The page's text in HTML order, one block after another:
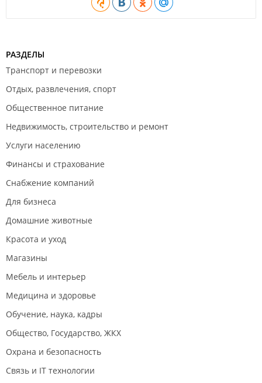
РАЗДЕЛЫ
Транспорт и перевозки
Отдых, развлечения, спорт
Общественное питание
Недвижимость, строительство и ремонт
Услуги населению
Финансы и страхование
Снабжение компаний
Для бизнеса
Домашние животные
Красота и уход
Магазины
Мебель и интерьер
Медицина и здоровье
Обучение, наука, кадры
Общество, Государство, ЖКХ
Охрана и безопасность
Связь и IT технологии